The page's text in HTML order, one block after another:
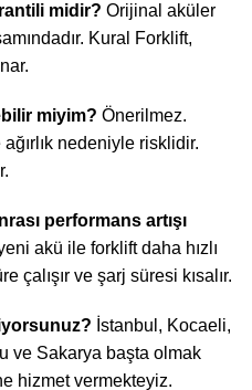
midir? Orijinal aküler
Kural Forklift,
miyim? Önerilmez.
ağırlık nedeniyle risklidir.
performans artışı
akü ile forklift daha hızlı
çalışır ve şarj süresi kısalır.
İstanbul, Kocaeli,
ve Sakarya başta olmak
hizmet vermekteyiz.